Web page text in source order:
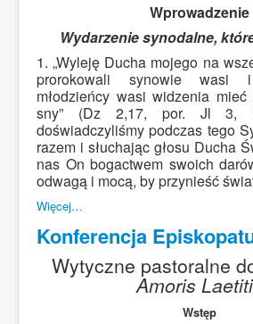
Wprowadzenie
Wydarzenie synodalne,
1. „Wyleję Ducha mojego na
prorokowali synowie wasi
młodzieńcy wasi widzenia
sny” (Dz 2,17, por. Jl 3,
doświadczyliśmy podczas tego
razem i słuchając głosu Ducha
nas On bogactwem swoich
odwagą i mocą, by przynieść
Więcej…
Konferencja
Wytyczne pastoralne
Amoris
Wstęp